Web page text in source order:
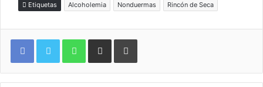
Etiquetas Alcoholemia Nonduermas Rincón de Seca
WhatsAppCompartir por correo electrónicoImprimir